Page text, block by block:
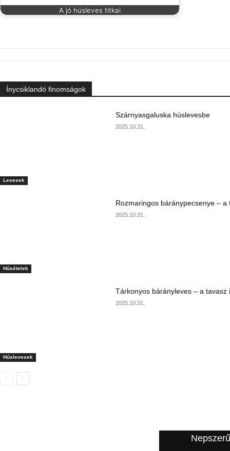
A jó húsleves titkai
Ínycsiklandó finomságok
Levesek
Szárnyasgaluska húslevesbe
2025.10.31.
Húsételek
Rozmaringos báránypecsenye – a
2025.10.31.
Húslevesek
Tárkonyos bárányleves – a tavasz
2025.10.31.